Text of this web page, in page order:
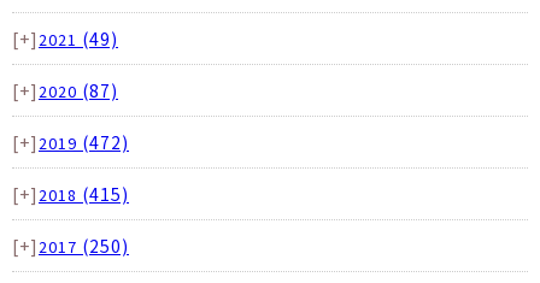
[+] 2021 (49)
[+] 2020 (87)
[+] 2019 (472)
[+] 2018 (415)
[+] 2017 (250)